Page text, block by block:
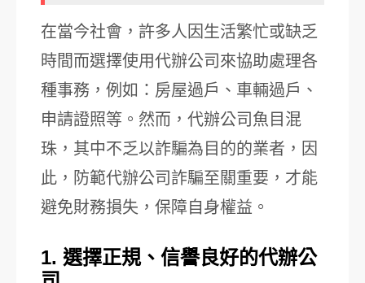
在當今社會，許多人因生活繁忙或缺乏
時間而選擇使用代辦公司來協助處理各
種事務，例如：房屋過戶、車輛過戶、
申請證照等。然而，代辦公司魚目混
珠，其中不乏以詐騙為目的的業者，因
此，防範代辦公司詐騙至關重要，才能
避免財務損失，保障自身權益。
1. 選擇正規、信譽良好的代辦公